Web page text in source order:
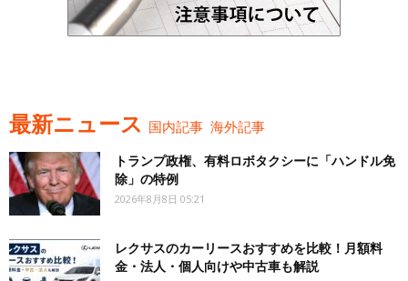
最新ニュース 国内記事 海外記事
トランプ政権、有料ロボタクシーに「ハンドル免
除」の特例
2026年8月8日 05:21
レクサスのカーリースおすすめを比較！月額料
金・法人・個人向けや中古車も解説